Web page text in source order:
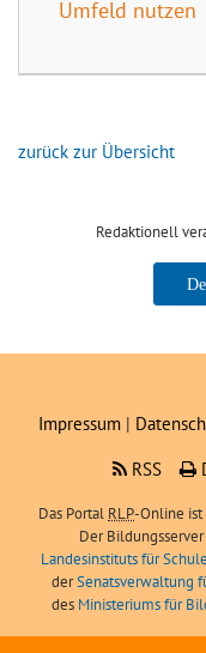
Umfeld nutzen
zurück zur Übersicht
Redaktionell
Impressum |
RSS
Das Portal RLP-Online ist
Der
Landesinstituts für
derSenatsverwaltung
des Ministeriums für